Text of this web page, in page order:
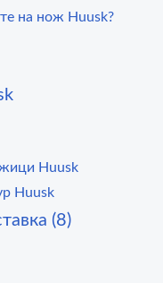
на нож Huusk?
Huusk
Huusk
(8)